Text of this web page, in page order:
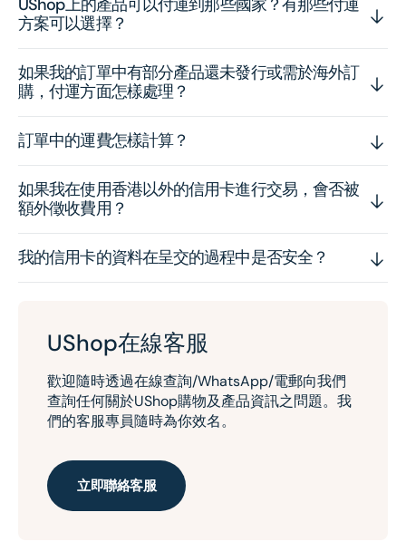
UShop上的產品可以付運到那些國家？有那些付運
方案可以選擇？
如果我的訂單中有部分產品還未發行或需於海外訂
購，付運方面怎樣處理？
訂單中的運費怎樣計算？
如果我在使用香港以外的信用卡進行交易，會否被
額外徵收費用？
我的信用卡的資料在呈交的過程中是否安全？
UShop在線客服
歡迎隨時透過在線查詢/WhatsApp/電郵向我們
查詢任何關於UShop購物及產品資訊之問題。我
們的客服專員隨時為你效名。
立即聯絡客服